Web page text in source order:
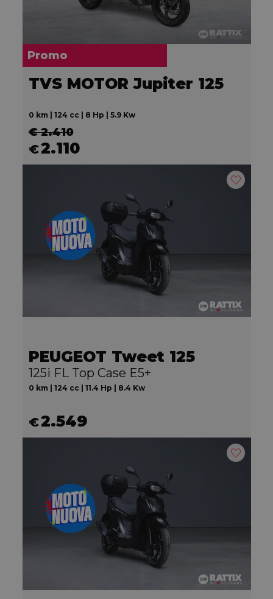
Promo
TVS MOTOR Jupiter 125
0 km | 124 cc | 8 Hp | 5.9 Kw
€ 2.410
€2.110
PEUGEOT Tweet 125
125i FL Top Case E5+
0 km | 124 cc | 11.4 Hp | 8.4 Kw
€2.549